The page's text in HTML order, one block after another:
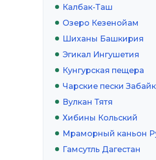
Калбак-Таш
Озеро Кезенойам
Шиханы Башкирия
Эгикал Ингушетия
Кунгурская пещера
Чарские пески
Вулкан Тятя
Хибины Кольский
Мраморный каньон
Гамсутль Дагестан